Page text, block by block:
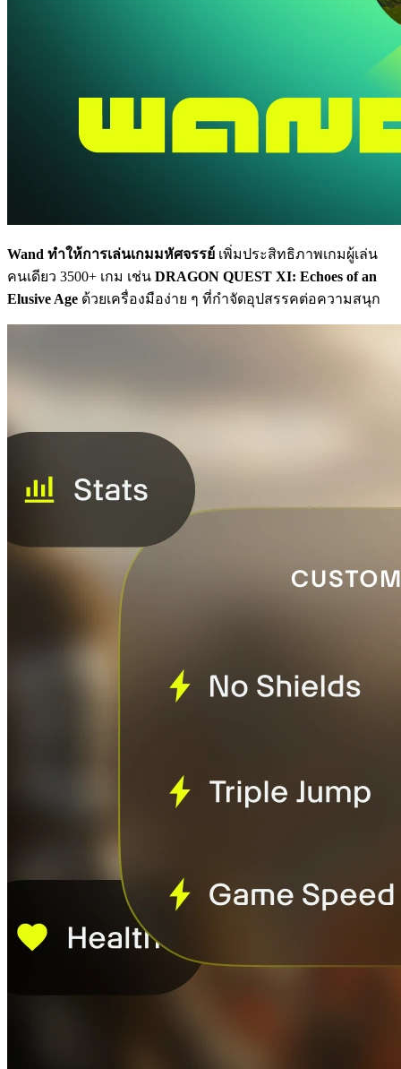
Wand ทำให้การเล่นเกมมหัศจรรย์ เพิ่มประสิทธิภาพเกมผู้เล่น
คนเดียว 3500+ เกม เช่น DRAGON QUEST XI: Echoes of an
Elusive Age ด้วยเครื่องมือง่าย ๆ ที่กำจัดอุปสรรคต่อความสนุก